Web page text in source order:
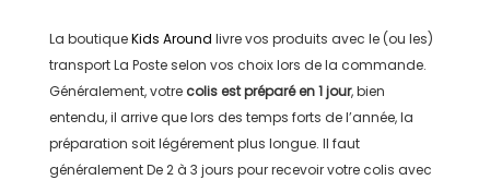
La boutiqueKids Around livre vos produits avec le (ou les)
transportLa Posteselon vos choix lors de la commande.
Généralement, votre colis est préparé en1 jour, bien
entendu, il arrive que lors des temps forts de l’année, la
préparation soit légérement plus longue. Il faut
généralementDe 2 à 3 jours pour recevoir votre colis avec